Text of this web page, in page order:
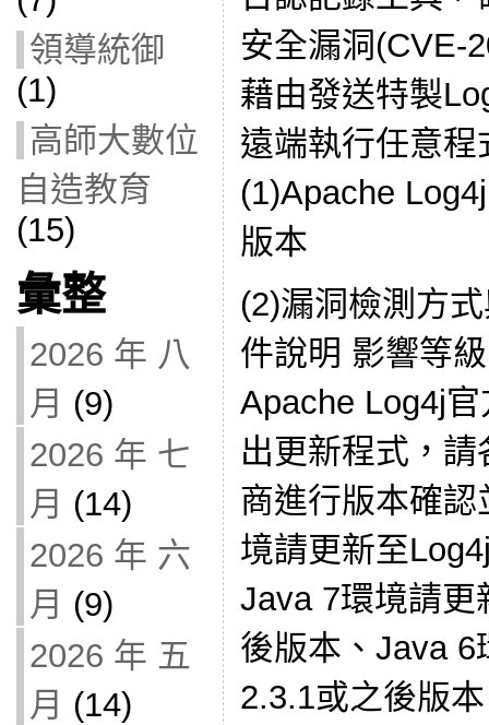
領導統御
(1)
高師大數位
自造教育
(15)
彙整
2026 年 八
月 (9)
2026 年 七
月 (14)
2026 年 六
月 (9)
2026 年 五
月 (14)
安全漏洞(CVE-
藉由發送特製
遠端執行任意
(1)Apache
版本
(2)漏洞檢測方
件說明 影響等
Apache Log4j
出更新程式，
商進行版本確
境請更新至
Java 7環境請更
後版本、Java 6
2.3.1或之後版